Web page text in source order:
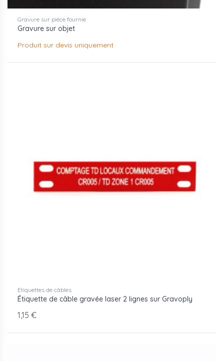
Gravure sur pièce fournie
Gravure sur objet
Produit sur devis uniquement
Etiquettes de câbles
Étiquette de câble gravée laser 2 lignes sur Gravoply
1,15 €